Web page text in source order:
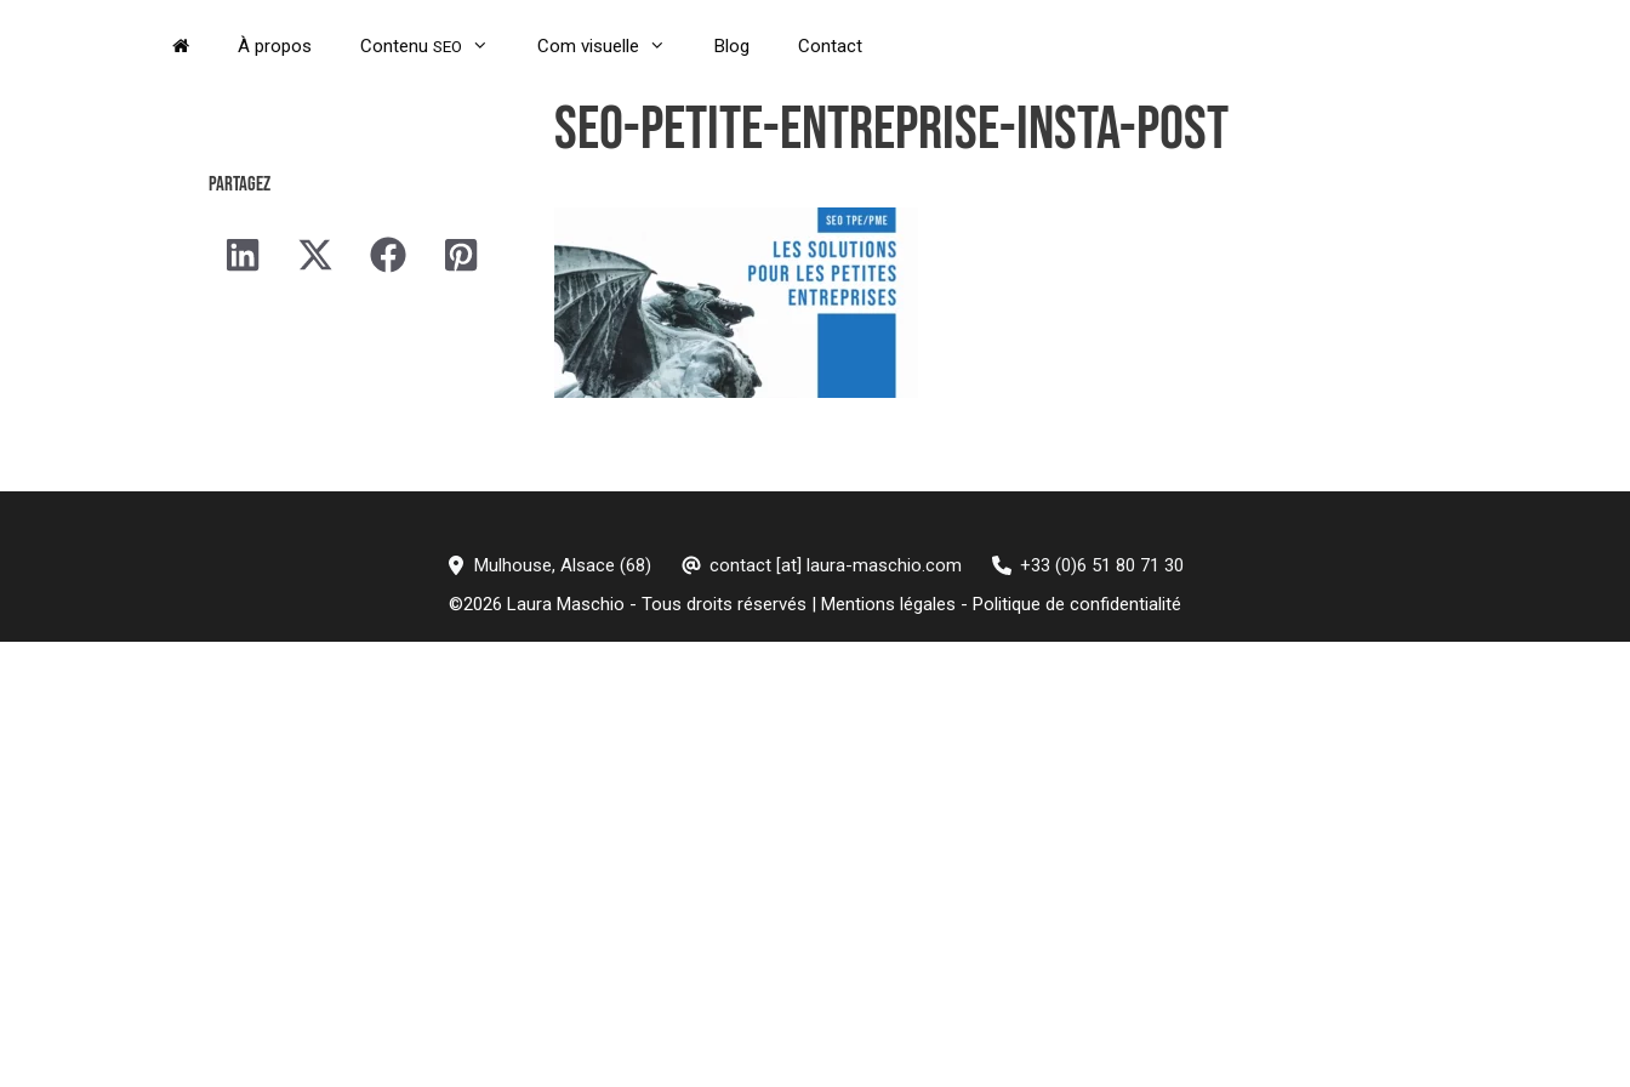
À propos Contenu SEO Com visuelle Blog Contact
SEO-petite-entreprise-insta-post
Partagez
Mulhouse, Alsace (68) contact [at] laura-maschio.com
+33 (0)6 51 80 71 30
©2026 Laura Maschio - Tous droits réservés | Mentions légales - Politique de confidentialité